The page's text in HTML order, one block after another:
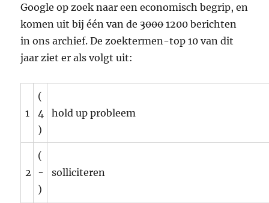
Google op zoek naar een economisch begrip, en
komen uit bij één van de30001200 berichten
in ons archief. De zoektermen-top 10 van dit
jaar ziet er als volgt uit:
1
(
4
)
hold up probleem
2
(
-
)
solliciteren